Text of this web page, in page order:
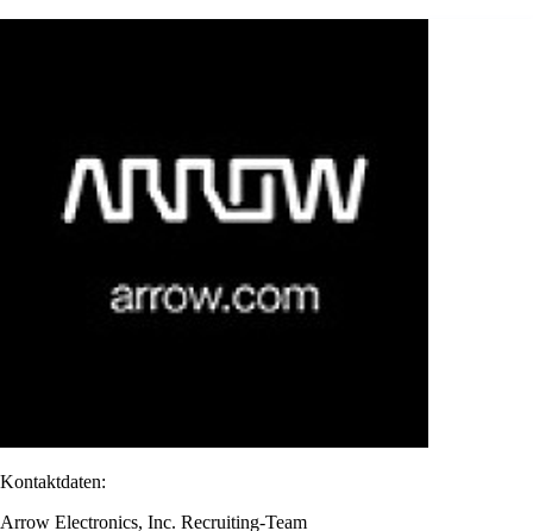
Kontaktdaten:
Arrow Electronics, Inc. Recruiting-Team